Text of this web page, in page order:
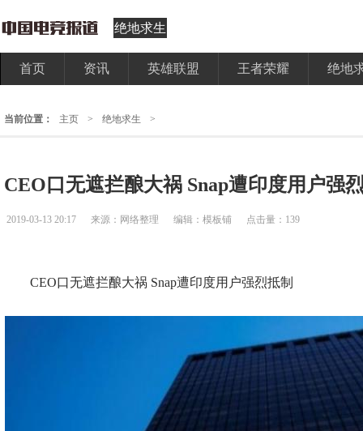
绝地求生
首页 资讯 英雄联盟 王者荣耀 绝地
当前位置： 主页 > 绝地求生 >
CEO口无遮拦酿大祸 Snap遭印度用户强
2019-03-13 20:17 来源：网络整理 编辑：模板铺 点击量：139
CEO口无遮拦酿大祸 Snap遭印度用户强烈抵制